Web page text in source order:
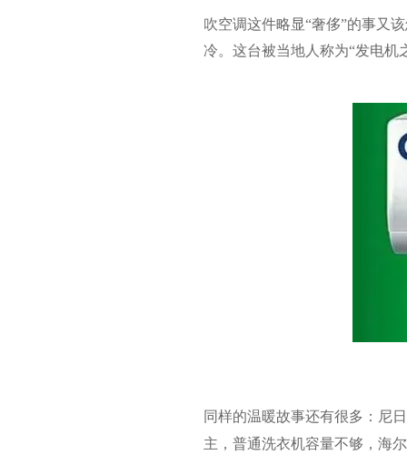
吹空调这件略显“奢侈”的事又
冷。这台被当地人称为“发电机
同样的温暖故事还有很多：尼
主，普通洗衣机容量不够，海